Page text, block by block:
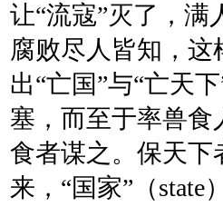
让“流寇”灭了，满
腐败尽人皆知，
出“亡国”与“亡天
塞，而至于率兽食
食者谋之。保天下
来，“国家”（